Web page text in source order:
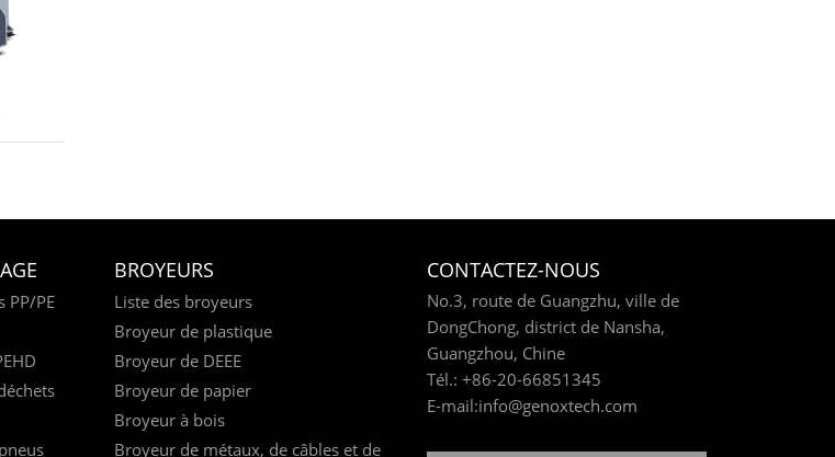
PP/PE
BROYEURS
Liste des broyeurs
Broyeur de plastique
Broyeur de DEEE
Broyeur de papier
Broyeur à bois
Broyeur de métaux, de câbles et de
CONTACTEZ-NOUS
No.3, route de Guangzhu, ville de
DongChong, district de Nansha,
Guangzhou, Chine
Tél.: +86-20-66851345
E-mail:info@genoxtech.com